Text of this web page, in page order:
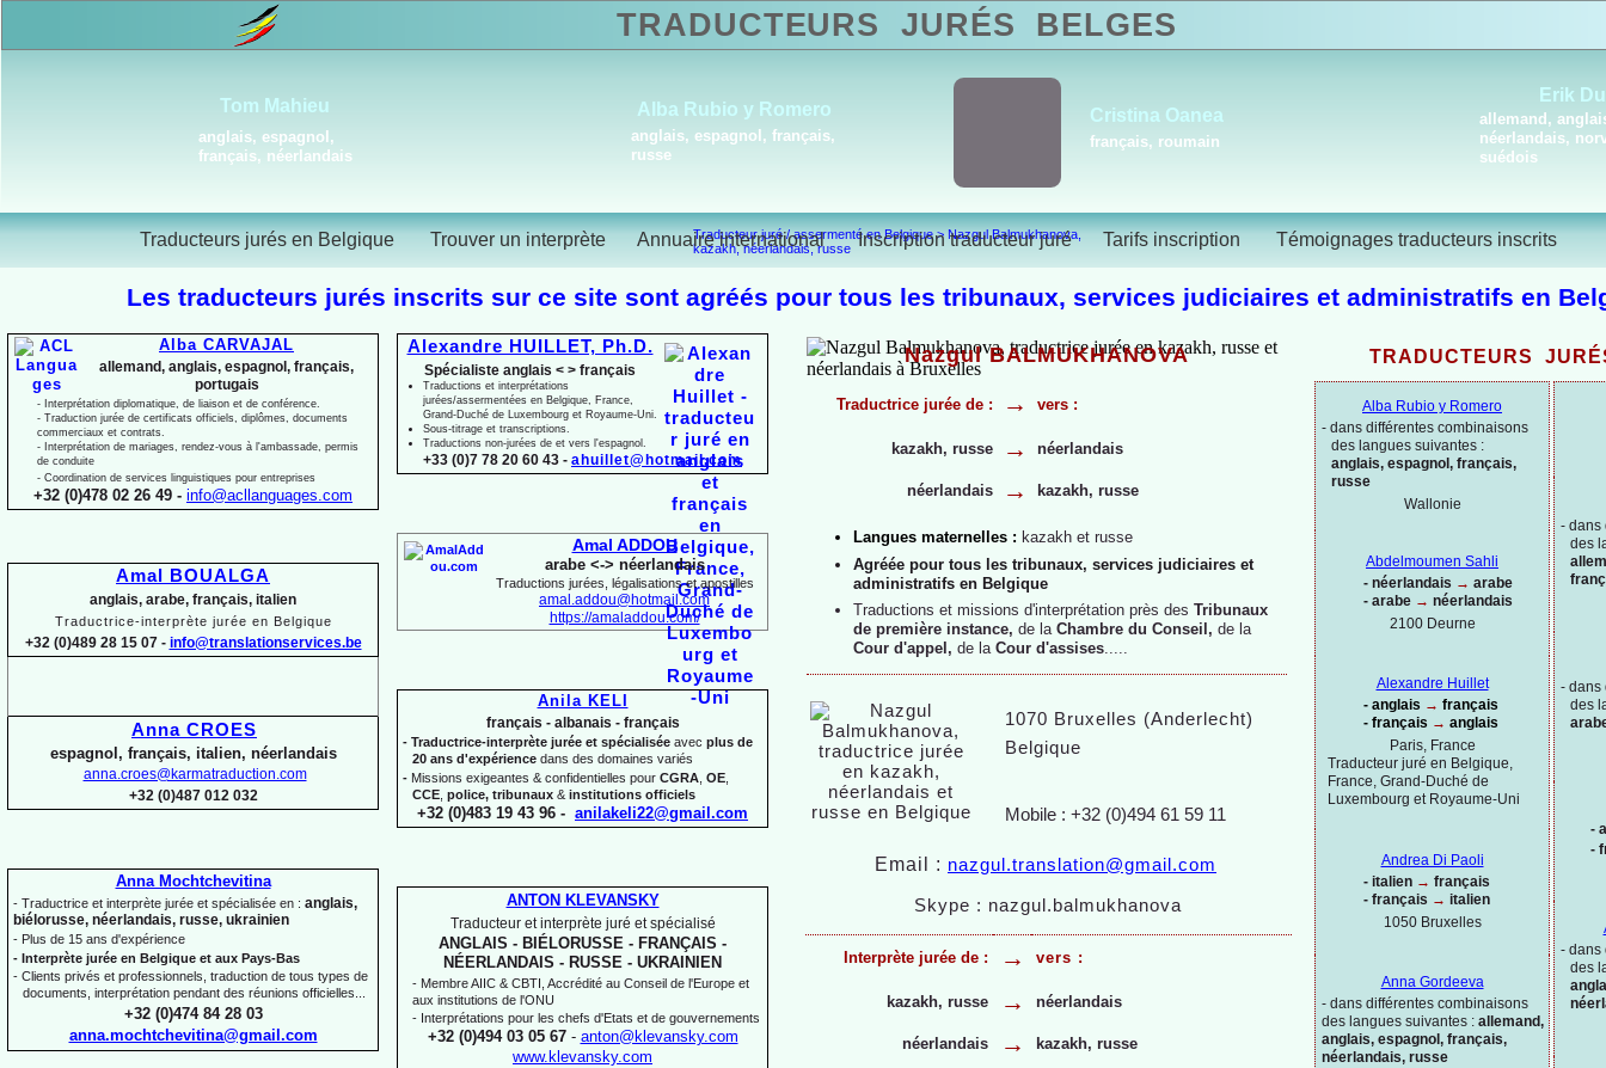
TRADUCTEURS JURÉS BELGES
Traducteur juré / assermenté en Belgique> Nazgul Balmukhanova,
kazakh, néerlandais, russe
TRADUCTEURS
- dans
des
- dans
des
-
-
- dans
des
Alba Rubio y Romero
- dans différentes combinaisons
des langues suivantes :
anglais, espagnol, français,
russe
Wallonie
Abdelmoumen Sahli
- néerlandais → arabe
- arabe → néerlandais
2100 Deurne
Alexandre Huillet
- anglais → français
- français → anglais
Paris, France
Traducteur juré en Belgique,
France, Grand-Duché de
Luxembourg et Royaume-Uni
Andrea Di Paoli
- italien → français
- français → italien
1050 Bruxelles
Anna Gordeeva
- dans différentes combinaisons
des langues suivantes : allemand,
anglais, espagnol, français,
néerlandais, russe
Traducteurs jurés en Belgique Trouver un interprète Annuaire international Inscription traducteur juré Tarifs inscription Témoignages traducteurs inscrits
Tom Mahieu
anglais, espagnol,
français, néerlandais
Erik
allemand,
néerlandais,
suédois
Cristina Oanea
français, roumain
Alba Rubio y Romero
anglais, espagnol, français,
russe
Les traducteurs jurés inscrits sur ce site sont agréés pour tous les tribunaux, services judiciaires et administratifs en
Alexandre HUILLET, Ph.D.
Spécialiste anglais < > français
Traductions et interprétations
jurées/assermentées en Belgique, France,
Grand-Duché de Luxembourg et Royaume-Uni.
Sous-titrage et transcriptions.
Traductions non-jurées de et vers l'espagnol.
+33 (0)7 78 20 60 43 - ahuillet@hotmail.com
Amal ADDOU
arabe <-> néerlandais
Traductions jurées, légalisations et apostilles
amal.addou@hotmail.com
https://amaladdou.com/
Anila KELI
français -albanais -français
- Traductrice-interprète jurée et spécialisée avec plus de
20 ans d'expérience dans des domaines variés
- Missions exigeantes & confidentielles pour CGRA OE
CCE police, tribunaux & institutions officiels
+32 (0)483 19 43 96 - anilakeli22@gmail.com
ANTON KLEVANSKY
Traducteur et interprète juré et spécialisé
ANGLAIS - BIÉLORUSSE - FRANÇAIS -
NÉERLANDAIS - RUSSE - UKRAINIEN
- Membre AIIC & CBTI, Accrédité au Conseil de l'Europe et
aux institutions de l'ONU
- Interprétations pour les chefs d'Etats et de gouvernements
+32 (0)494 03 05 67- anton@klevansky.com
www.klevansky.com
Alba CARVAJAL
allemand, anglais, espagnol, français,
portugais
- Interprétation diplomatique, de liaison et de conférence.
- Traduction jurée de certificats officiels, diplômes, documents
commerciaux et contrats.
- Interprétation de mariages, rendez-vous à l'ambassade, permis
de conduite
- Coordination de services linguistiques pour entreprises
+32 (0)478 02 26 49 - info@acllanguages.com
Amal BOUALGA
anglais, arabe, français, italien
Traductrice-interprète jurée en Belgique
+32 (0)489 28 15 07 - info@translationservices.be
Anna CROES
espagnol, français, italien, néerlandais
anna.croes@karmatraduction.com
+32 (0)487 012 032
Anna Mochtchevitina
- Traductrice et interprète jurée et spécialisée en : anglais,
biélorusse, néerlandais, russe, ukrainien
- Plus de 15 ans d'expérience
- Interprète jurée en Belgique et aux Pays-Bas
- Clients privés et professionnels, traduction de tous types de
documents, interprétation pendant des réunions officielles...
+32 (0)474 84 28 03
anna.mochtchevitina@gmail.com
Traductrice jurée de : → vers :
kazakh, russe → néerlandais
néerlandais → kazakh, russe
Langues maternelles : kazakh et russe
Agréée pour tous les tribunaux, services judiciaires et
administratifs en Belgique
Traductions et missions d'interprétation près des Tribunaux
de première instance, de la Chambre du Conseil, de la
Cour d'appel, de la Cour d'assises.....
Nazgul BALMUKHANOVA
Interprète jurée de : → vers :
kazakh, russe → néerlandais
néerlandais → kazakh, russe
1070 Bruxelles (Anderlecht)
Belgique
Mobile : +32 (0)494 61 59 11
Email : nazgul.translation@gmail.com
Skype : nazgul.balmukhanova